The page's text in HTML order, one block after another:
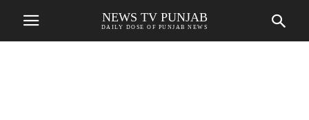
NEWS TV PUNJAB
DAILY DOSE OF PUNJAB NEWS